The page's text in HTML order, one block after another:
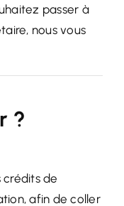
passer à
nous vous
?
crédits de
afin de coller